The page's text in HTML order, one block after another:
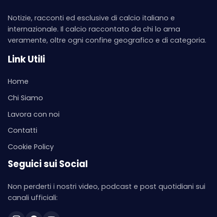
Notizie, racconti ed esclusive di calcio italiano e
internazionale. Il calcio raccontato da chi lo ama
veramente, oltre ogni confine geografico e di categoria.
Link Utili
Home
Chi Siamo
Lavora con noi
Contatti
Cookie Policy
Seguici sui Social
Non perderti i nostri video, podcast e post quotidiani sui
canali ufficiali: